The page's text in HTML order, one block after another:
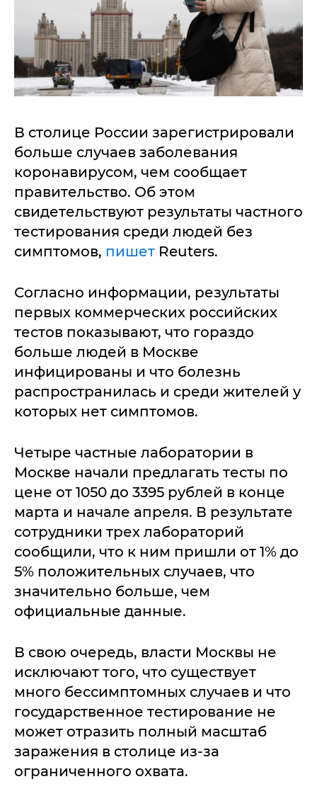
В столице России зарегистрировали
больше случаев заболевания
коронавирусом, чем сообщает
правительство. Об этом
свидетельствуют результаты частного
тестирования среди людей без
симптомов, пишет Reuters.
Согласно информации, результаты
первых коммерческих российских
тестов показывают, что гораздо
больше людей в Москве
инфицированы и что болезнь
распространилась и среди жителей у
которых нет симптомов.
Четыре частные лаборатории в
Москве начали предлагать тесты по
цене от 1050 до 3395 рублей в конце
марта и начале апреля. В результате
сотрудники трех лабораторий
сообщили, что к ним пришли от 1% до
5% положительных случаев, что
значительно больше, чем
официальные данные.
В свою очередь, власти Москвы не
исключают того, что существует
много бессимптомных случаев и что
государственное тестирование не
может отразить полный масштаб
заражения в столице из-за
ограниченного охвата.